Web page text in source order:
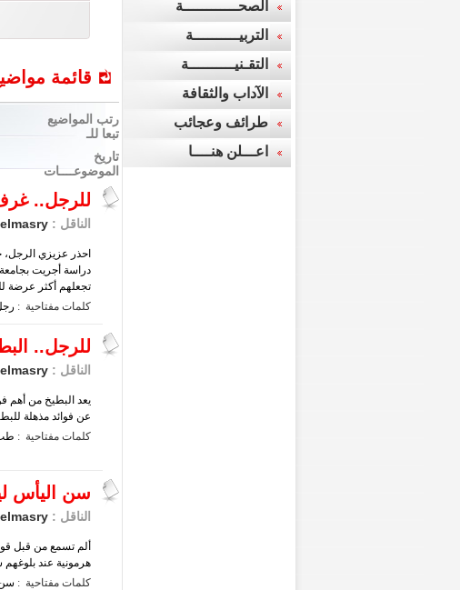
قائمة
رتب المواضيع
تبعا للـ
تاريخ
الموضوعــــات
للرجل..
الناقل : elmasry
احذر عزيزي
تجعلهم أكثر عرضة
كلمات مفتاحية :
للرجل..
الناقل : elmasry
يعد البطيخ من أهم
عن فوائد مذهلة
كلمات مفتاحية :
سن اليأس
الناقل : elmasry
ألم تسمع من قبل
هرمونية عند
كلمات مفتاحية :
الصحــــــــــــة
التربيــــــــــة
التقـنيــــــــــة
الآداب والثقافة
طرائف وعجائب
اعـــلن هنــــا